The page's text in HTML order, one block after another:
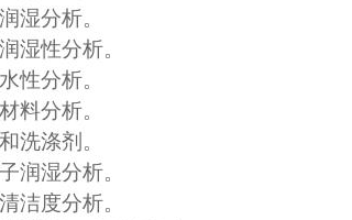
湿分析。
湿性分析。
性分析。
料分析。
洗涤剂。
润湿分析。
洁度分析。